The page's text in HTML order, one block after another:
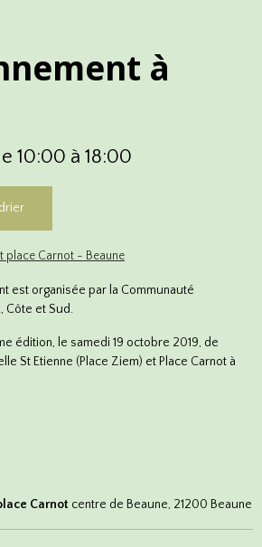
à
10:00 à 18:00
place Carnot - Beaune
est organisée par la Communauté
Côte et Sud.
édition, le samedi 19 octobre 2019, de
St Etienne (Place Ziem) et Place Carnot à
Carnot centre de Beaune, 21200 Beaune